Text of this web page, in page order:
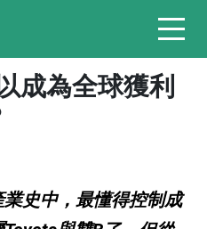
成為全球獲利
史中，最懂得控制成